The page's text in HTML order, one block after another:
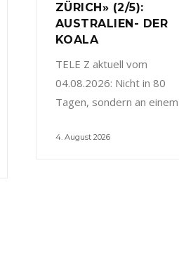
ZÜRICH» (2/5):
AUSTRALIEN- DER
KOALA
TELE Z aktuell vom
04.08.2026: Nicht in 80
Tagen, sondern an einem
4. August 2026